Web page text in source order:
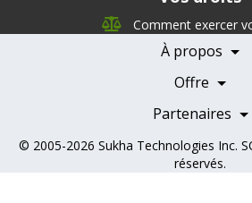
Comment exercer
À propos
Nutrition
Offre
Témoignages
Partenaires
Nos partenaires
Devenir Partenaire
Professionnels de la
© 2005-2026 Sukha Technologies Inc.
réservés.